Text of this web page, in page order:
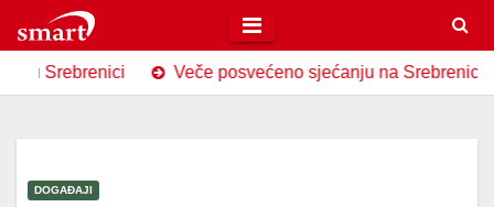
to
content
Veče posvećeno sjećanju na Srebrenicu u Općoj
DOGAĐAJI